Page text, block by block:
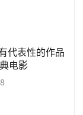
代表性的作品
电影